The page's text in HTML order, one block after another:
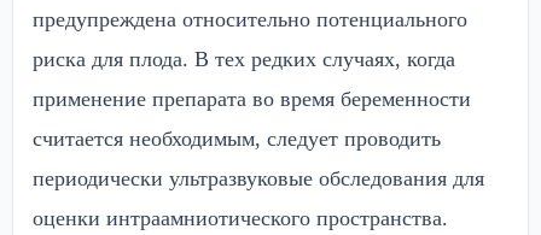
предупреждена относительно потенциального
риска для плода. В тех редких случаях, когда
применение препарата во время беременности
считается необходимым, следует проводить
периодически ультразвуковые обследования для
оценки интраамниотического пространства.